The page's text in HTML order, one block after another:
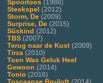
Spoorloos (1988)
Steekspel (2012)
Storm, De (2009)
Surprise, De (2015)
Süskind (2012)
TBS (2007)
Terug naar de Kust (2009)
Tirza (2010)
Toen Was Geluk Heel
Gewoon (2014)
Tonio (2016)